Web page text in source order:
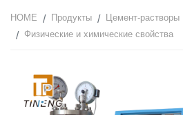
HOME Продукты
Цемент-растворы
Физические и химические свойства